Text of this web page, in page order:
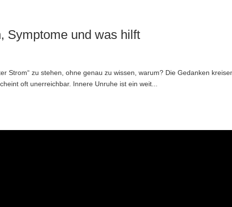
Symptome und was hilft
Strom“ zu stehen, ohne genau zu wissen, warum? Die Gedanken
oft unerreichbar. Innere Unruhe ist ein weit...